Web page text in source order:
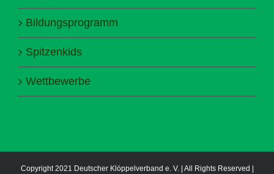
Bildungsprogramm
Spitzenkids
Wettbewerbe
Copyright 2021 Deutscher Klöppelverband e. V. | All Rights Reserved |